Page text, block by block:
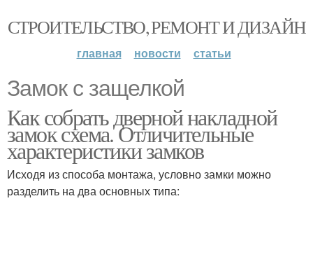
СТРОИТЕЛЬСТВО, РЕМОНТ И ДИЗАЙН
главная новости статьи
Замок с защелкой
Как собрать дверной накладной
замок схема. Отличительные
характеристики замков
Исходя из способа монтажа, условно замки можно
разделить на два основных типа: